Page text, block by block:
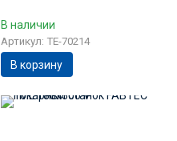
В наличии
Артикул: TE-70214
В корзину